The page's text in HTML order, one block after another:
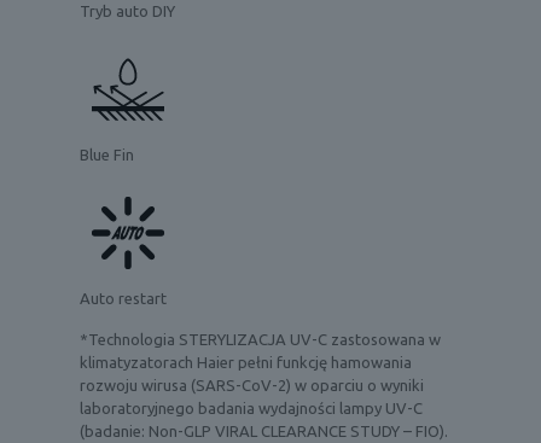
Tryb auto DIY
Blue Fin
Auto restart
*Technologia STERYLIZACJA UV-C zastosowana w
klimatyzatorach Haier pełni funkcję hamowania
rozwoju wirusa (SARS-CoV-2) w oparciu o wyniki
laboratoryjnego badania wydajności lampy UV-C
(badanie: Non-GLP VIRAL CLEARANCE STUDY – FIO).